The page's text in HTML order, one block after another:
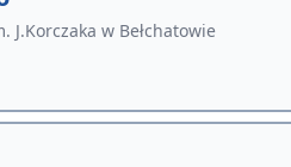
J.Korczaka w Bełchatowie